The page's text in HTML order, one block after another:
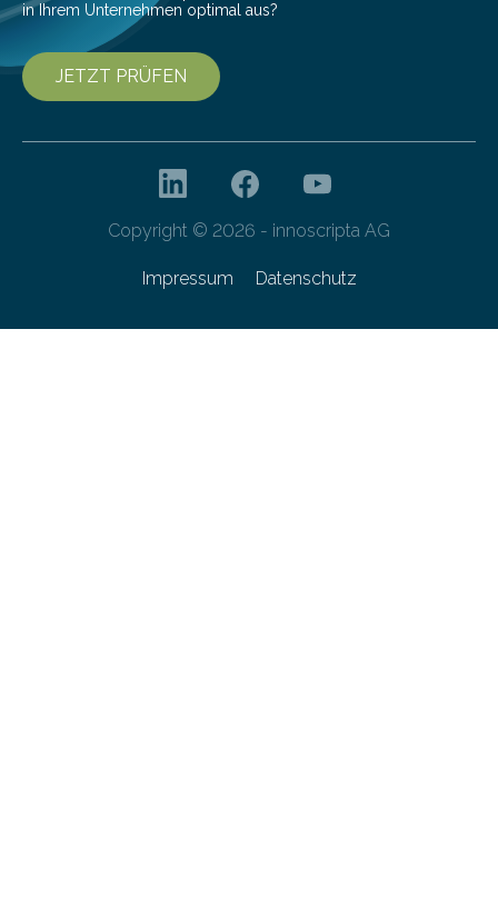
in Ihrem Unternehmen optimal aus?
JETZT PRÜFEN
Copyright © 2026 - innoscripta AG
Impressum Datenschutz